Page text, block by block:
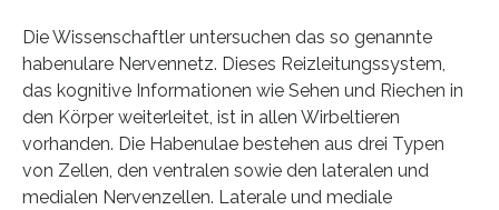
Die Wissenschaftler untersuchen das so genannte
habenulare Nervennetz. Dieses Reizleitungssystem,
das kognitive Informationen wie Sehen und Riechen in
den Körper weiterleitet, ist in allen Wirbeltieren
vorhanden. Die Habenulae bestehen aus drei Typen
von Zellen, den ventralen sowie den lateralen und
medialen Nervenzellen. Laterale und mediale